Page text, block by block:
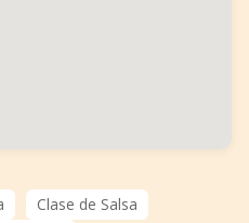
Clase de Salsa